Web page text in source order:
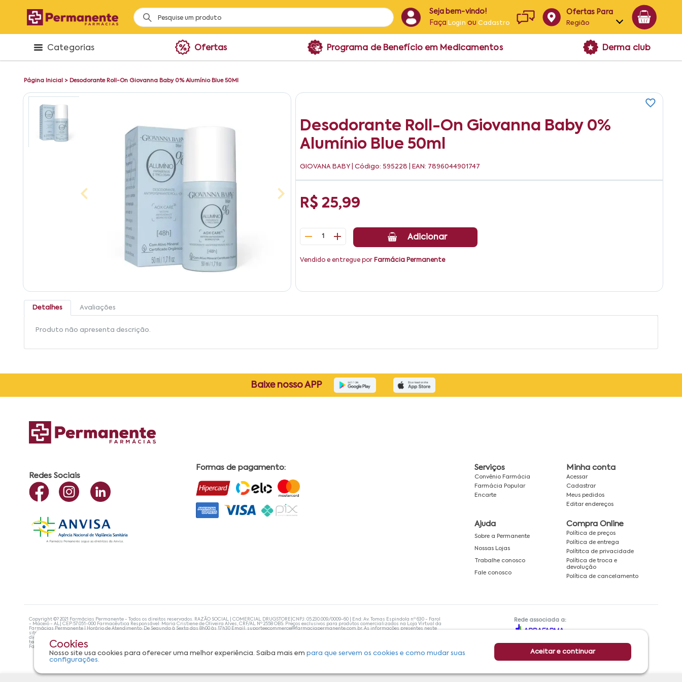
Seja bem-vindo!
Faça Login ouCadastro
Ofertas Para
Região
Alagoas
Categorias Ofertas Programa de Benefício em Medicamentos Derma club
Página Inicial > Desodorante Roll-On Giovanna Baby 0% Alumínio Blue 50Ml
Desodorante Roll-On Giovanna Baby 0%
Alumínio Blue 50ml
GIOVANA BABY | Código: 595228 | EAN: 7896044901747
R$ 25,99
1 Adicionar
Vendido e entregue por Farmácia Permanente
Detalhes Avaliações
Produto não apresenta descrição.
Cookies
Nosso site usa cookies para oferecer uma melhor experiência. Saiba mais empara que servem os cookies e como mudar suas
configurações.
Aceitar e continuar
Baixe nosso APP
Redes Sociais
Formas de pagamento: Serviços
Convênio Farmácia
Farmácia Popular
Encarte
Minha conta
Acessar
Cadastrar
Meus pedidos
Editar endereços
Ajuda
Sobre a Permanente
Nossas Lojas
Trabalhe conosco
Fale conosco
Compra Online
Política de preços
Política de entrega
Polítitca de privacidade
Política de troca e
devolução
Política de cancelamento
Copyright ©? 2021 Farmácias Permanente - Todos os direitos reservados. RAZÃO SOCIAL | COMERCIAL DRUGSTORE|CNPJ: 05.230.009/0009-60 | End: Av. Tomas Espindola nº 630 - Farol
- Maceió - AL| CEP:57.051-000 Farmacêutica Responsável: Maria Cristiene de Oliveira Alves, CRF/AL Nº 2558 OBS: Preços exclusivos para produtos comercializados na Loja Virtual da
Farmácias Permanente | Horário de Atendimento: De Segunda à Sexta das 8h00 às 17h30 Email: suporteecommerce@farmaciapermanente.com.br. As informações presentes neste
site não devem ser utilizadas para automedicação e, de forma alguma, substituem as orientações de um profissional da área médica. Apenas o médico está capacitado para
diagnosticar problemas de saúde e prescrever o tratamento adequado. Se os sintomas persistirem, um médico deve ser consultado. A Farmácia Permanente trabalha com as
tecnologias mais avançadas de proteção de dados, para que você possa realizar suas compras com tranquilidade. A privacidade e a segurança dos clientes são compromissos da
Farmácias Permanente. Todos os pedidos efetuados estão sujeitos à confirmação da disponibilidade de produto em nosso estoque.
Rede associada a: